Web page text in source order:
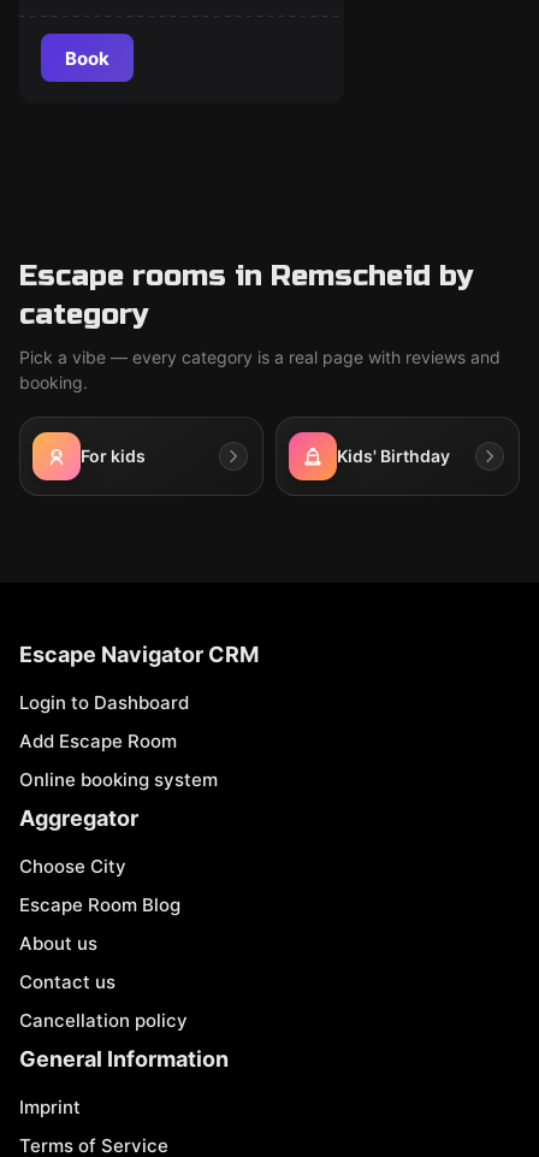
Book
Escape rooms in Remscheid by
category
Pick a vibe — every category is a real page with reviews and
booking.
For kids Kids' Birthday
Escape Navigator CRM
Login to Dashboard
Add Escape Room
Online booking system
Aggregator
Choose City
Escape Room Blog
About us
Contact us
Cancellation policy
General Information
Imprint
Terms of Service